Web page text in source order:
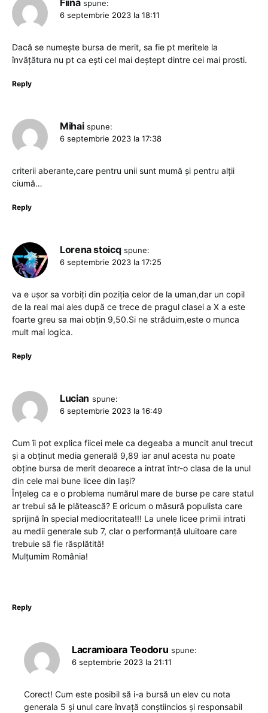
spune:
6 septembrie 2023 la 18:11
Dacă se numește bursa de merit, sa fie pt meritele la
învățătura nu pt ca ești cel mai deștept dintre cei mai prosti.
Reply
Mihai spune:
6 septembrie 2023 la 17:38
criterii aberante,care pentru unii sunt mumă și pentru alții
ciumă…
Reply
Lorena stoicq spune:
6 septembrie 2023 la 17:25
va e ușor sa vorbiți din poziția celor de la uman,dar un copil
de la real mai ales după ce trece de pragul clasei a X a este
foarte greu sa mai obțin 9,50.Si ne străduim,este o munca
mult mai logica.
Reply
Lucian spune:
6 septembrie 2023 la 16:49
Cum îi pot explica fiicei mele ca degeaba a muncit anul trecut
și a obținut media generală 9,89 iar anul acesta nu poate
obține bursa de merit deoarece a intrat într-o clasa de la unul
din cele mai bune licee din Iași?
Înțeleg ca e o problema numărul mare de burse pe care statul
ar trebui să le plătească? E oricum o măsură populista care
sprijină în special mediocritatea!!! La unele licee primii intrati
au medii generale sub 7, clar o performanță uluitoare care
trebuie să fie răsplătită!
Mulțumim România!
Reply
Lacramioara Teodoru spune:
6 septembrie 2023 la 21:11
Corect! Cum este posibil să i-a bursă un elev cu nota
generala 5 și unul care învață conștiincios și responsabil